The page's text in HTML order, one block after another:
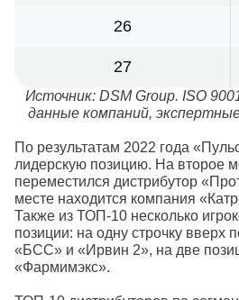
26
27
Источник: DSM Group. ISO
данные компаний,
По результатам 2022 года
лидерскую позицию. На второе
переместился дистрибутор
месте находится компания
Также из ТОП-10 несколько
позиции: на одну строчку вверх
«БСС» и «Ирвин 2», на две
«Фармимэкс».